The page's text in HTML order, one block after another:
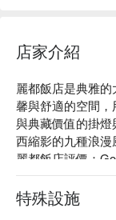
店家介紹
麗都飯店是典雅
馨與舒適的空間
與典藏價值的掛
西縮影的九種浪漫
麗都飯店評價：
麗都飯店推薦：
的地理位置。館內
整體注入沈穩的
特殊設施